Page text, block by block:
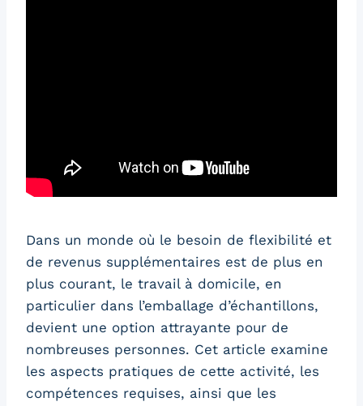
Dans un monde où le besoin de flexibilité et
de revenus supplémentaires est de plus en
plus courant, le travail à domicile, en
particulier dans l’emballage d’échantillons,
devient une option attrayante pour de
nombreuses personnes. Cet article examine
les aspects pratiques de cette activité, les
compétences requises, ainsi que les